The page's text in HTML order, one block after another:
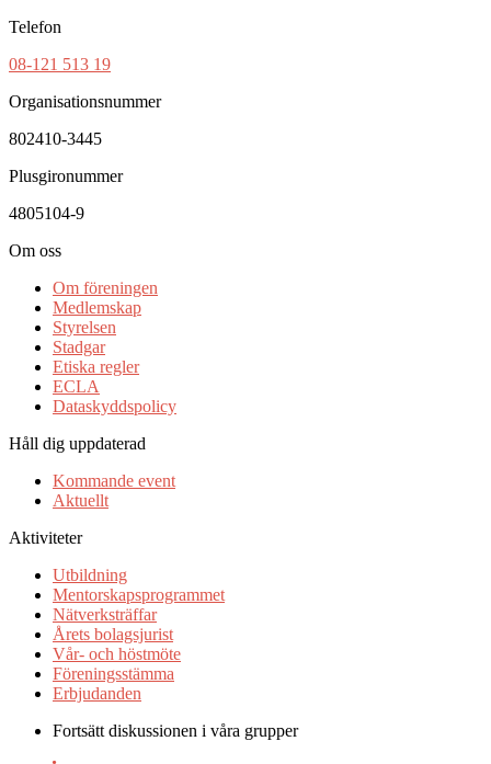
Telefon
08-121 513 19
Organisationsnummer
802410-3445
Plusgironummer
4805104-9
Om oss
Om föreningen
Medlemskap
Styrelsen
Stadgar
Etiska regler
ECLA
Dataskyddspolicy
Håll dig uppdaterad
Kommande event
Aktuellt
Aktiviteter
Utbildning
Mentorskapsprogrammet
Nätverksträffar
Årets bolagsjurist
Vår- och höstmöte
Föreningsstämma
Erbjudanden
Fortsätt diskussionen i våra grupper